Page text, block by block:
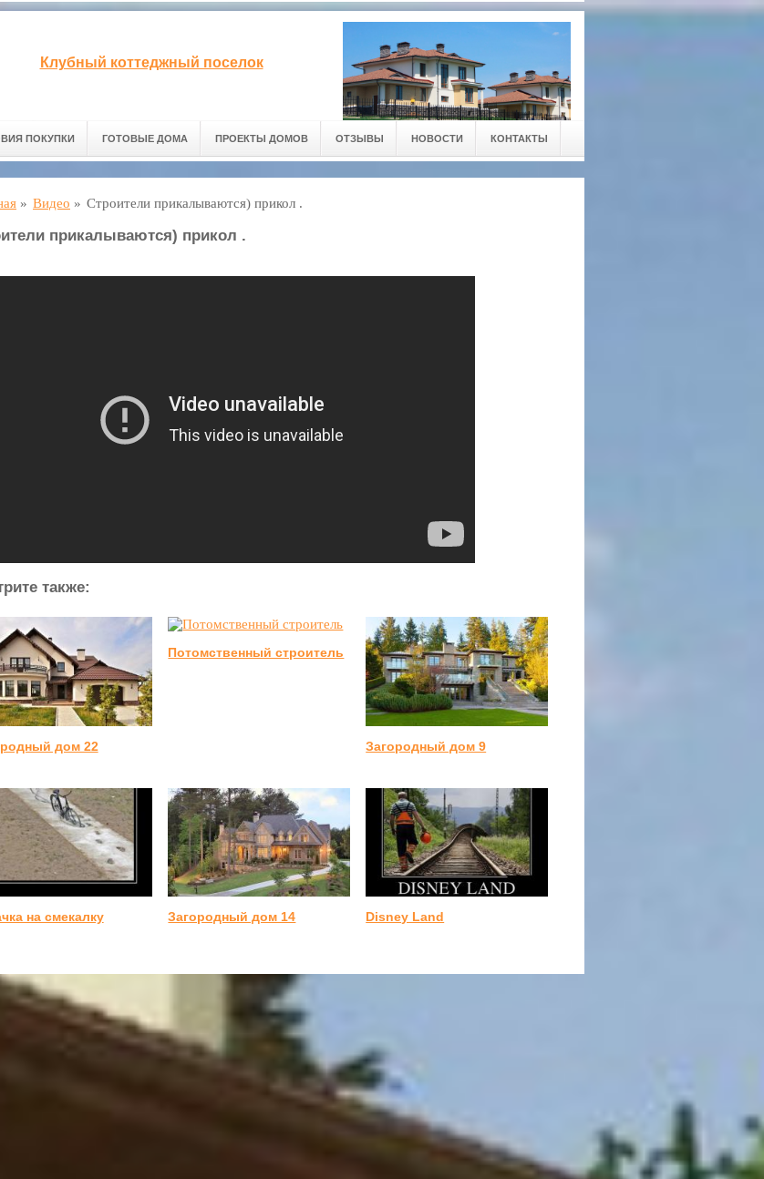
Клубный коттеджный поселок
ПОКУПКИ ГОТОВЫЕ ДОМА ПРОЕКТЫ ДОМОВ ОТЗЫВЫ НОВОСТИ КОНТАКТЫ
» Видео » Строители прикалываются) прикол .
прикалываются) прикол .
также:
дом 22
Потомственный строитель
Загородный дом 9
на смекалку Загородный дом 14 Disney Land